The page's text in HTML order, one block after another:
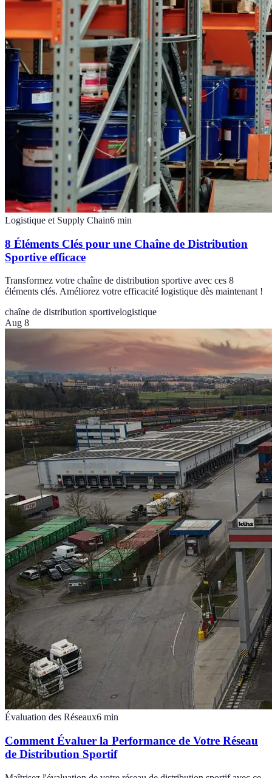
Logistique et Supply Chain6 min
8 Éléments Clés pour une Chaîne de Distribution
Sportive efficace
Transformez votre chaîne de distribution sportive avec ces 8
éléments clés. Améliorez votre efficacité logistique dès maintenant !
chaîne de distribution sportivelogistique
Aug 8
Évaluation des Réseaux6 min
Comment Évaluer la Performance de Votre Réseau
de Distribution Sportif